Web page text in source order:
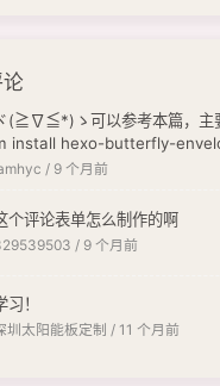
(≧∇≦*)ゝ可以参考本篇，主
install hexo-butterfly-
/ 9 个月前
个评论表单怎么制作的啊
/ 9 个月前
习！
圳太阳能板定制 / 11 个月前